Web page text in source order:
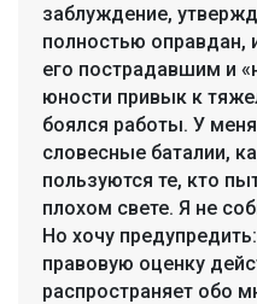
заблуждение,
полностью оправдан,
его пострадавшим и
юности привык к
боялся работы. У
словесные баталии,
пользуются те, кто
плохом свете. Я не
Но хочу
правовую оценку
распространяет обо